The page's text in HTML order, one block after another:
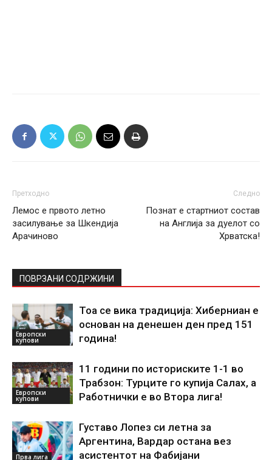
Претходно
Лемос е првото летно
засилување за Шкендија
Арачиново
Следно
Познат е стартниот состав
на Англија за дуелот со
Хрватска!
ПОВРЗАНИ СОДРЖИНИ
Европски
купови
Тоа се вика традиција: Хиберниан е
основан на денешен ден пред 151
година!
Европски
купови
11 години по историските 1-1 во
Трабзон: Турците го купија Салах, а
Работнички е во Втора лига!
Прва лига
Густаво Лопез си летна за
Аргентина, Вардар остана вез
асистентот на Фабијани